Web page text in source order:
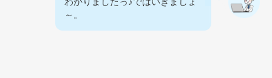
～。